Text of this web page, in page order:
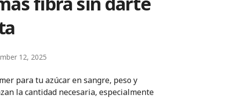
12, 2025
para tu azúcar en sangre, peso y
la cantidad necesaria, especialmente